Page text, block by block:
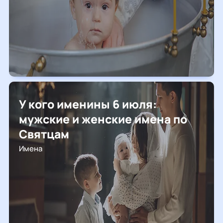
У кого именины 6 июля:
мужские и женские имена по
Святцам
Имена